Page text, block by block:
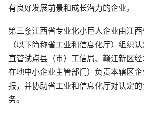
有良好发展前景和成长潜力的企业。
第三条江西省专业化小巨人企业由江
（以下简称省工业和信息化厅）组织
直管试点县（市）工信局、赣江新区
在地中小企业主管部门）负责本辖区
报，并协助省工业和信息化厅对认定
务。